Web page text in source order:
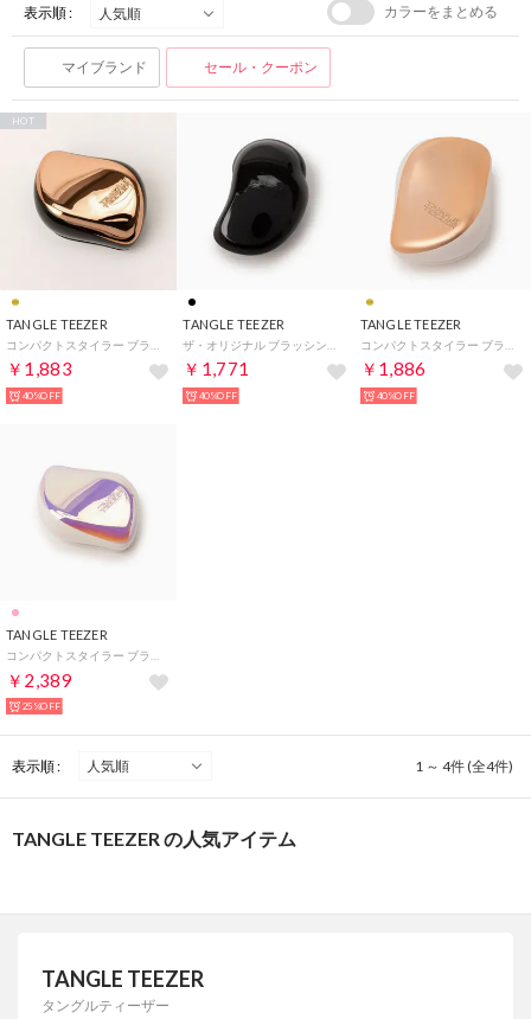
表示順 : カラーをまとめる
マイブランド セール・クーポン
TANGLE TEEZER
￥1,883
HOT
40%OFF
TANGLE TEEZER
￥1,771
40%OFF
TANGLE TEEZER
￥1,886
40%OFF
TANGLE TEEZER
￥2,389
25%OFF
表示順 : 1 ～ 4件 (全4件)
TANGLE TEEZER の人気アイテム
TANGLE TEEZER
タングルティーザー